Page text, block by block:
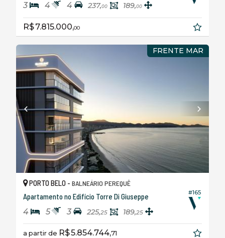
3 4 4 237,00 189,00
R$ 7.815.000,00
FRENTE MAR
#165
PORTO BELO - BALNEÁRIO PEREQUÊ
Apartamento no Edifício Torre Di Giuseppe
4 5 3 225,25 189,25
a partir de R$ 5.854.744,71